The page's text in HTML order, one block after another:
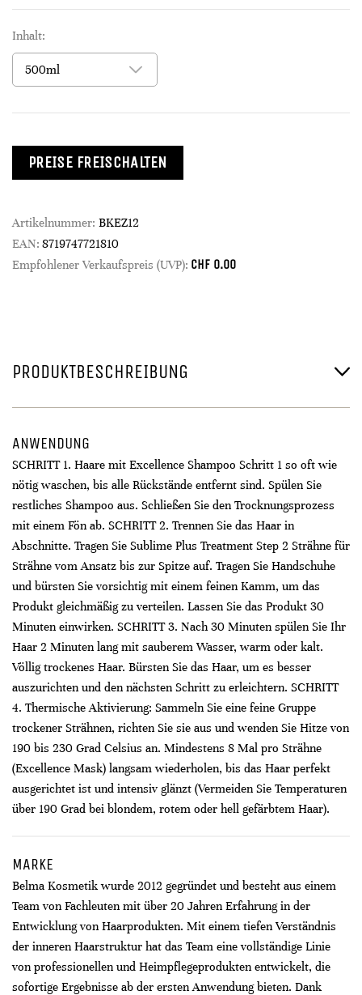
Inhalt:
PREISE FREISCHALTEN
Artikelnummer: BKEZ12
EAN: 8719747721810
Empfohlener Verkaufspreis (UVP): CHF 0.00
PRODUKTBESCHREIBUNG
ANWENDUNG
SCHRITT 1. Haare mit Excellence Shampoo Schritt 1 so oft wie
nötig waschen, bis alle Rückstände entfernt sind. Spülen Sie
restliches Shampoo aus. Schließen Sie den Trocknungsprozess
mit einem Fön ab. SCHRITT 2. Trennen Sie das Haar in
Abschnitte. Tragen Sie Sublime Plus Treatment Step 2 Strähne für
Strähne vom Ansatz bis zur Spitze auf. Tragen Sie Handschuhe
und bürsten Sie vorsichtig mit einem feinen Kamm, um das
Produkt gleichmäßig zu verteilen. Lassen Sie das Produkt 30
Minuten einwirken. SCHRITT 3. Nach 30 Minuten spülen Sie Ihr
Haar 2 Minuten lang mit sauberem Wasser, warm oder kalt.
Völlig trockenes Haar. Bürsten Sie das Haar, um es besser
auszurichten und den nächsten Schritt zu erleichtern. SCHRITT
4. Thermische Aktivierung: Sammeln Sie eine feine Gruppe
trockener Strähnen, richten Sie sie aus und wenden Sie Hitze von
190 bis 230 Grad Celsius an. Mindestens 8 Mal pro Strähne
(Excellence Mask) langsam wiederholen, bis das Haar perfekt
ausgerichtet ist und intensiv glänzt (Vermeiden Sie Temperaturen
über 190 Grad bei blondem, rotem oder hell gefärbtem Haar).
MARKE
Belma Kosmetik wurde 2012 gegründet und besteht aus einem
Team von Fachleuten mit über 20 Jahren Erfahrung in der
Entwicklung von Haarprodukten. Mit einem tiefen Verständnis
der inneren Haarstruktur hat das Team eine vollständige Linie
von professionellen und Heimpflegeprodukten entwickelt, die
sofortige Ergebnisse ab der ersten Anwendung bieten. Dank